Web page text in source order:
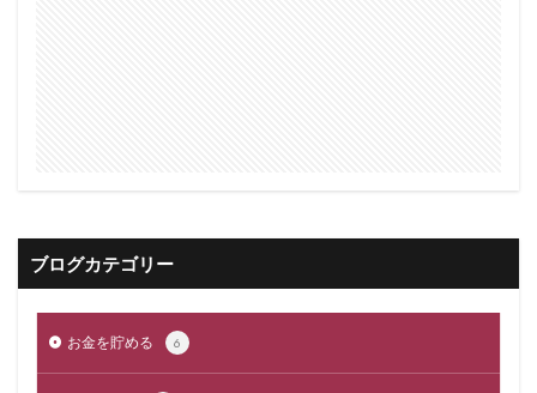
ブログカテゴリー
お金を貯める 6